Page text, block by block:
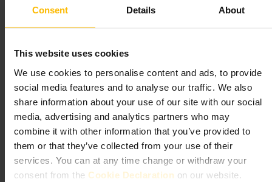
Consent Details About
This website uses cookies
We use cookies to personalise content and ads, to provide
social media features and to analyse our traffic. We also
share information about your use of our site with our social
media, advertising and analytics partners who may
combine it with other information that you’ve provided to
them or that they’ve collected from your use of their
services. You can at any time change or withdraw your
consent from the Cookie Declaration on our website.
https://thegherkin.com/
30 St Mary Axe, London EC3A 8BF, UK
St Mary-le-Bow Church
Afbeelding /St Mary-le-Bow
“Luister naar de Bow-bellen van Londen”